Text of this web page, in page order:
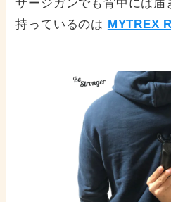
サージガンでも背中には届
持っているのは MYTREX